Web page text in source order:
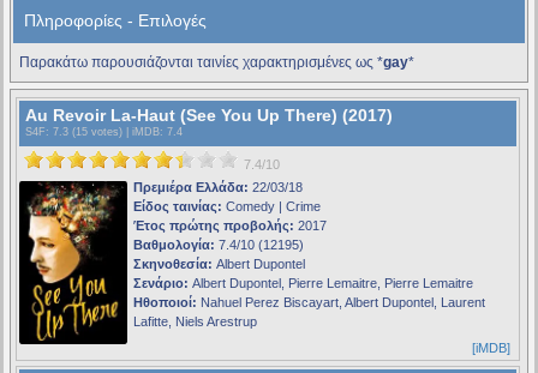
Πληροφορίες - Επιλογές
Παρακάτω παρουσιάζονται ταινίες χαρακτηρισμένες ως *gay*
Au Revoir La-Haut (See You Up There) (2017)
S4F : 7.3 (15 votes) | iMDB: 7.4
7.4/10
Πρεμιέρα Ελλάδα: 22/03/18
Είδος ταινίας: Comedy | Crime
Έτος πρώτης προβολής: 2017
Βαθμολογία: 7.4/10 (12195)
Σκηνοθεσία: Albert Dupontel
Σενάριο: Albert Dupontel, Pierre Lemaitre, Pierre Lemaitre
Ηθοποιοί: Nahuel Perez Biscayart, Albert Dupontel, Laurent
Lafitte, Niels Arestrup
[iMDB]